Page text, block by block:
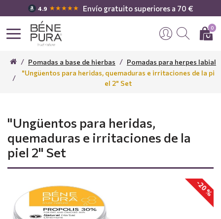
4.9 ★★★★★ Envío gratuito superiores a 70 €
0
Pomadas a base de hierbas
Pomadas para herpes labial
"Ungüentos para heridas, quemaduras e irritaciones de la pi
el 2" Set
"Ungüentos para heridas,
quemaduras e irritaciones de la
piel 2" Set
-20 %